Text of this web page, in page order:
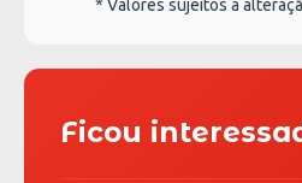
* Valores sujeitos a
Ficou